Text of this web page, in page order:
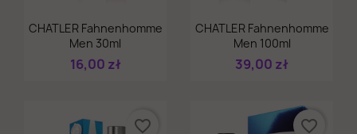
Szybki podgląd
CHATLER Fahnenhomme
Men 30ml
16,00 zł
Szybki podgląd
CHATLER Fahnenhomme
Men 100ml
39,00 zł
favorite_border favorite_border